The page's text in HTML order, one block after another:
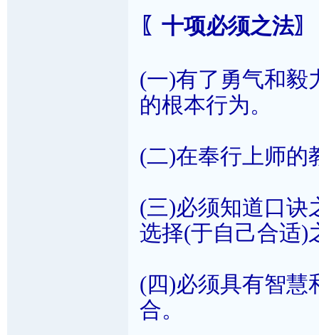
〖十项必须之法〗
(一)有了勇气和毅
的根本行为。
(二)在奉行上师的
(三)必须知道口诀
选择(于自己合适)
(四)必须具有智慧
合。